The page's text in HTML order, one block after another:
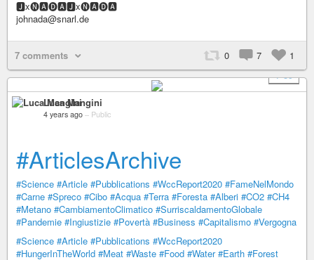
🅹x🅝🅰🅓🅰🅹x🅝🅰🅓🅰
johnada@snarl.de
7 comments 0 7
1
+ 39
Luca Mangini
4 years ago – Public
#ArticlesArchive
#Science #Article #Pubblications #WccReport2020 #FameNelMondo
#Carne #Spreco #Cibo #Acqua #Terra #Foresta #Alberi #CO2 #CH4
#Metano #CambiamentoClimatico #SurriscaldamentoGlobale
#Pandemie #Ingiustizie #Povertà #Business #Capitalismo #Vergogna
#Science #Article #Pubblications #WccReport2020
#HungerInTheWorld #Meat #Waste #Food #Water #Earth #Forest